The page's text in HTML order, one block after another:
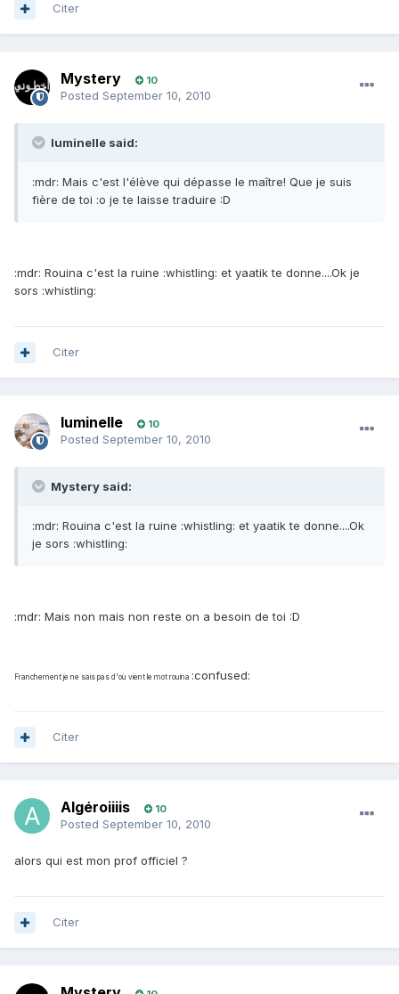
Citer
Mystery 10
Posted September 10, 2010
luminelle said:
:mdr: Mais c'est l'élève qui dépasse le maître! Que je suis
fière de toi :o je te laisse traduire :D
:mdr: Rouina c'est la ruine :whistling: et yaatik te donne....Ok je
sors :whistling:
Citer
luminelle 10
Posted September 10, 2010
Mystery said:
:mdr: Rouina c'est la ruine :whistling: et yaatik te donne....Ok
je sors :whistling:
:mdr: Mais non mais non reste on a besoin de toi :D
Franchement je ne sais pas d'où vient le mot rouina :confused:
Citer
Algéroiiiis 10
Posted September 10, 2010
alors qui est mon prof officiel ?
Citer